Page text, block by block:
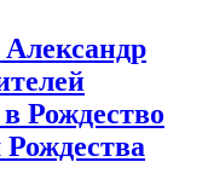
Рождество